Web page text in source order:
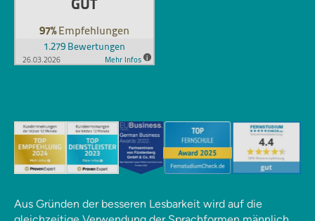
Aus Gründen der besseren Lesbarkeit wird auf die